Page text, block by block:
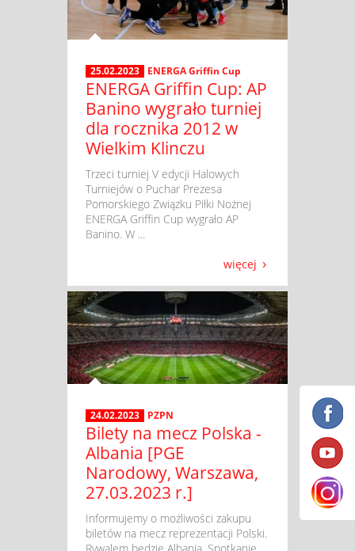
25.02.2023 ENERGA Griffin Cup
ENERGA Griffin Cup: AP
Banino wygrało turniej
dla rocznika 2012 w
Wielkim Klinczu
​ Trzeci turniej V edycji Halowych
Turniejów o Puchar Prezesa
Pomorskiego Związku Piłki Nożnej
ENERGA Griffin Cup wygrało AP
Banino. W ...
więcej
24.02.2023 PZPN
Bilety na mecz Polska -
Albania [PGE
Narodowy, Warszawa,
27.03.2023 r.]
​ Informujemy o możliwości zakupu
biletów na mecz reprezentacji Polski.